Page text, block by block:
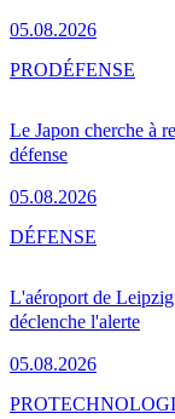
05.08.2026
Le Japon cherche à
défense
05.08.2026
PRODÉFENSE
L'aéroport de
déclenche l'alerte
05.08.2026
DÉFENSE
PRO